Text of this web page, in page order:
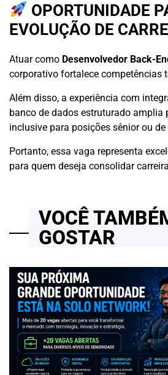
OPORTUNIDADE
EVOLUÇÃO DE
Atuar como Desenvolvedor Back-
corporativo fortalece competências
Além disso, a experiência com
banco de dados estruturado
inclusive para posições sênior ou
Portanto, essa vaga representa
para quem deseja consolidar
VOCÊ
GOSTAR